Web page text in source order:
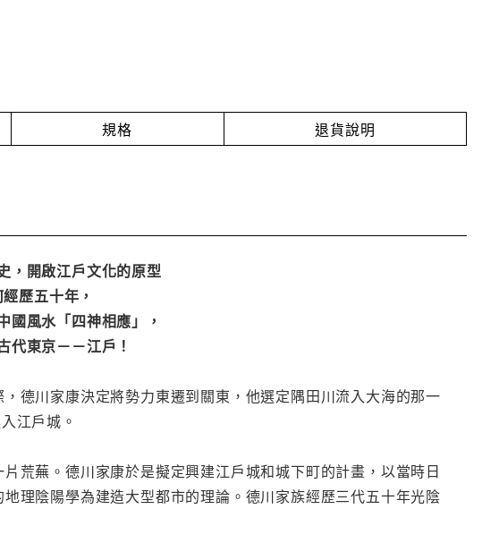
規格 退貨說明
，開啟江戶文化的原型
歷五十年，
國風水「四神相應」，
代東京－－江戶！
德川家康決定將勢力東遷到關東，他選定隅田川流入大海的那一
江戶城。
荒蕪。德川家康於是擬定興建江戶城和城下町的計畫，以當時日
理陰陽學為建造大型都市的理論。德川家族經歷三代五十年光陰